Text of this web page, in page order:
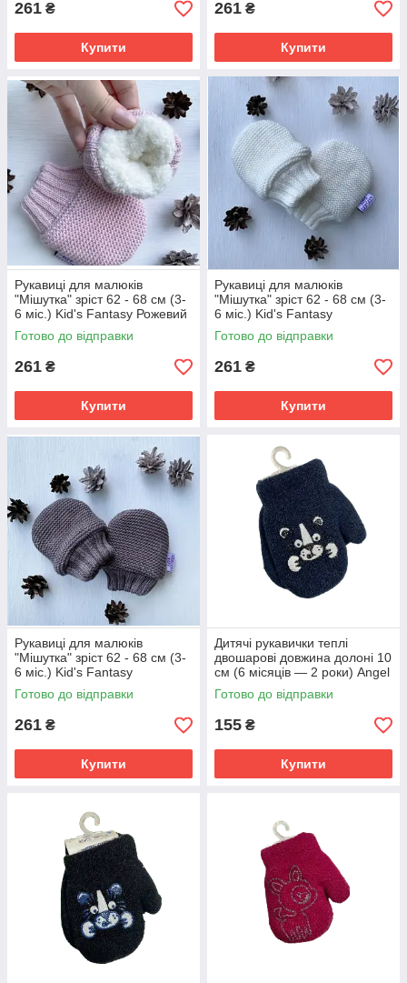
261 ₴
Купити
261 ₴
Купити
Рукавиці для малюків
"Мішутка" зріст 62 - 68 см (3-
6 міс.) Kid's Fantasy Рожевий
Готово до відправки
261 ₴
Купити
Рукавиці для малюків
"Мішутка" зріст 62 - 68 см (3-
6 міс.) Kid's Fantasy
Молочний
Готово до відправки
261 ₴
Купити
Рукавиці для малюків
"Мішутка" зріст 62 - 68 см (3-
6 міс.) Kid's Fantasy
Коричневий
Готово до відправки
261 ₴
Купити
Дитячі рукавички теплі
двошарові довжина долоні 10
см (6 місяців — 2 роки) Angel
синій
Готово до відправки
155 ₴
Купити